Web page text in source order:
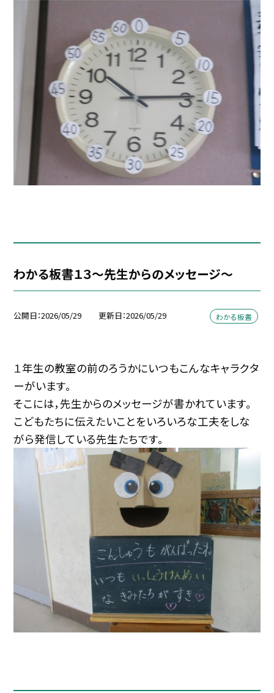
わかる板書１３～先生からのメッセージ～
公開日 2026/05/29 更新日 2026/05/29 わかる板書
１年生の教室の前のろうかにいつもこんなキャラクタ
ーがいます。
そこには，先生からのメッセージが書かれています。
こどもたちに伝えたいことをいろいろな工夫をしな
がら発信している先生たちです。